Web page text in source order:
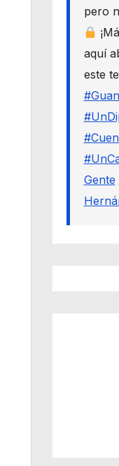
pero
aquí
este
Gente